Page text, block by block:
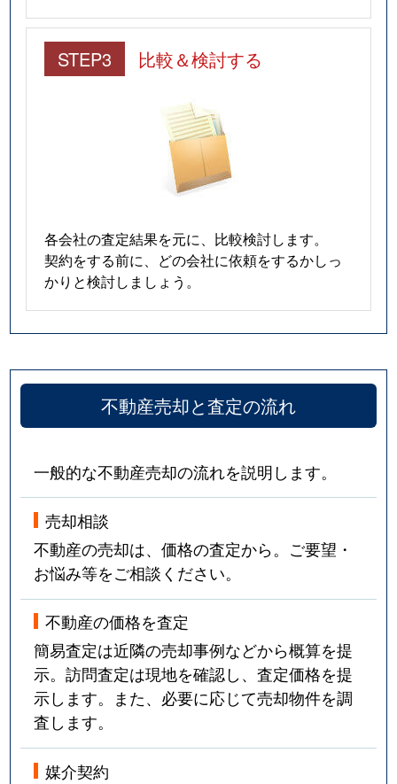
STEP3 比較＆検討する
各会社の査定結果を元に、比較検討します。
契約をする前に、どの会社に依頼をするかしっ
かりと検討しましょう。
不動産売却と査定の流れ
一般的な不動産売却の流れを説明します。
売却相談
不動産の売却は、価格の査定から。ご要望・
お悩み等をご相談ください。
不動産の価格を査定
簡易査定は近隣の売却事例などから概算を提
示。訪問査定は現地を確認し、査定価格を提
示します。また、必要に応じて売却物件を調
査します。
媒介契約